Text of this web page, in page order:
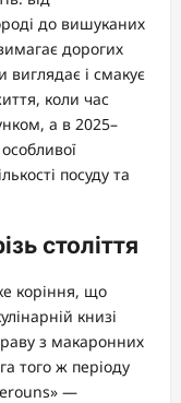
до вишуканих
дорогих
виглядає і смакує
коли час
а в 2025–
посуду та
століття
коріння, що
книзі
з макаронних
того ж періоду
—